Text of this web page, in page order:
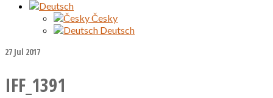
Česky
Deutsch
27 Jul 2017
IFF_1391